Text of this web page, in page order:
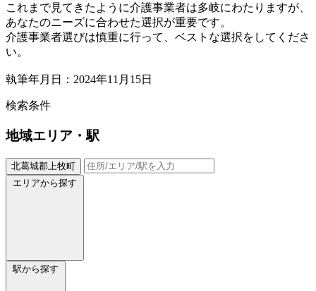
これまで見てきたように介護事業者は多岐にわたりますが、
あなたのニーズに合わせた選択が重要です。
介護事業者選びは慎重に行って、ベストな選択をしてくださ
い。
執筆年月日：2024年11月15日
検索条件
地域エリア・駅
北葛城郡上牧町
エリアから探す
駅から探す